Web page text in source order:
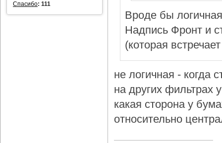
Спасибо: 111
Вроде бы
Надпись Фронт и
(которая
не логичная - когда
на других фильтрах
какая сторона у
относительно